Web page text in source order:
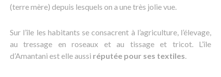
(terre mère) depuis lesquels on a une très jolie vue.
Sur l’île les habitants se consacrent à l’agriculture, l’élevage,
au tressage en roseaux et au tissage et tricot. L’île
d’Amantani est elle aussi réputée pour ses textiles.